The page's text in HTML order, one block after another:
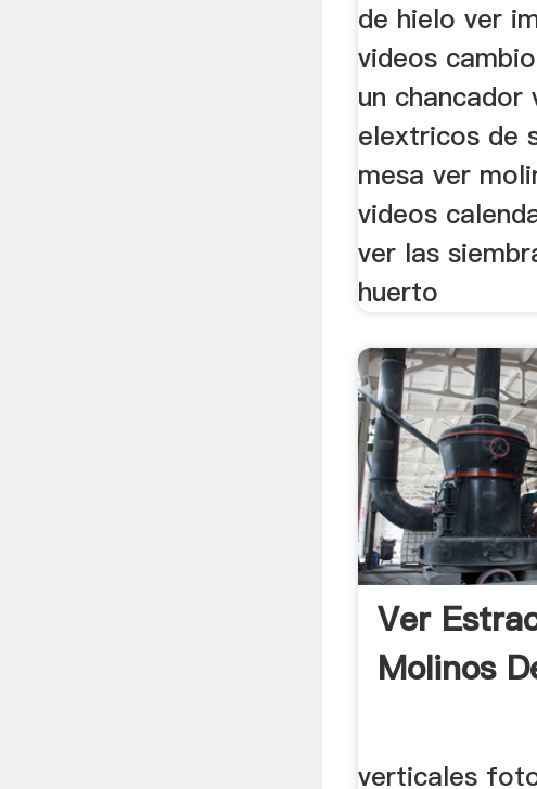
de hielo ver
videos
un chancador
elextricos de
mesa ver
videos
ver las
huerto
Ver
Molinos
verticales